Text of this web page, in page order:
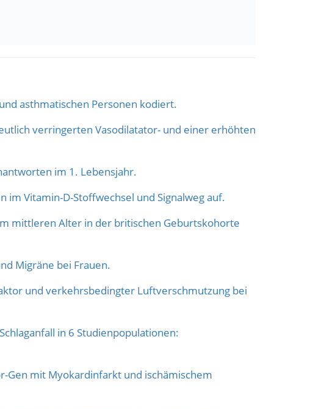
asthmatischen Personen kodiert.
verringerten Vasodilatator- und einer erhöhten
im 1. Lebensjahr.
Vitamin-D-Stoffwechsel und Signalweg auf.
mittleren Alter in der britischen Geburtskohorte
Migräne bei Frauen.
und verkehrsbedingter Luftverschmutzung bei
in 6 Studienpopulationen:
Gen mit Myokardinfarkt und ischämischem